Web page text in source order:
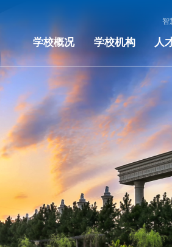
智
学校概况 学校机构 人